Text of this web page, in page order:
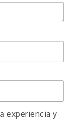
experiencia y